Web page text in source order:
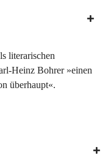
literarischen
Heinz Bohrer »einen
überhaupt«.